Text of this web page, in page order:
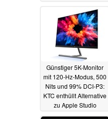
Günstiger 5K-Monitor
mit 120-Hz-Modus, 500
Nits und 99% DCI-P3:
KTC enthüllt Alternative
zu Apple Studio
07.04.2025